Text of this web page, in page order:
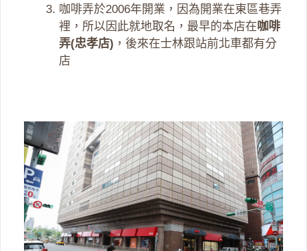
咖啡弄於2006年開業，因為開業在東區巷弄
裡，所以因此就地取名，最早的本店在咖啡
弄(忠孝店) ，後來在士林跟站前北車都有分
店